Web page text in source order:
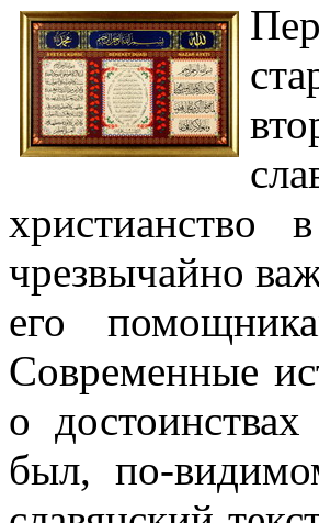
чрезвычайно
его
Современ­ные
о
был, по-